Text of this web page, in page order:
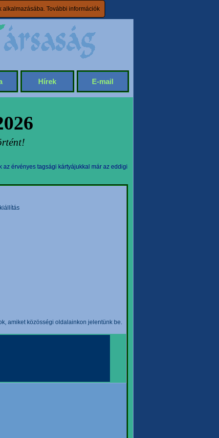
alkalmazásába. További információk
Hírek E-mail
érvényes tagsági kártyájukkal már az eddigi
amiket közösségi oldalainkon jelentünk be.